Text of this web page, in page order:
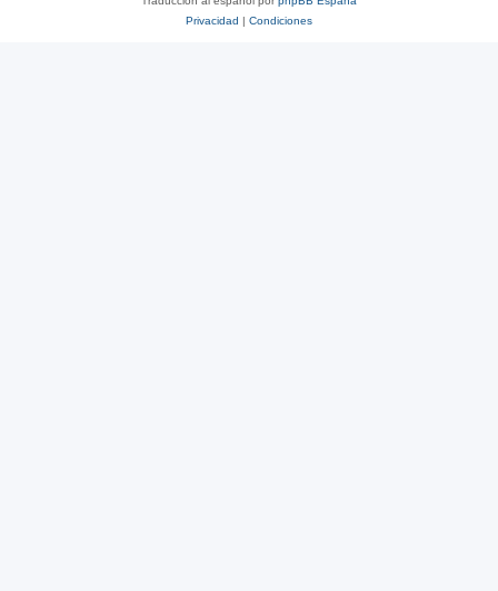
Privacidad | Condiciones